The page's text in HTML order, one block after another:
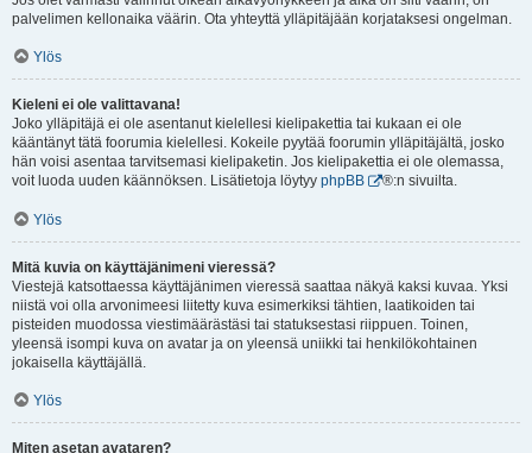
palvelimen kellonaika väärin. Ota yhteyttä ylläpitäjään korjataksesi ongelman.
Ylös
Kieleni ei ole valittavana!
Joko ylläpitäjä ei ole asentanut kielellesi kielipakettia tai kukaan ei ole
kääntänyt tätä foorumia kielellesi. Kokeile pyytää foorumin ylläpitäjältä, josko
hän voisi asentaa tarvitsemasi kielipaketin. Jos kielipakettia ei ole olemassa,
voit luoda uuden käännöksen. Lisätietoja löytyy phpBB ®:n sivuilta.
Ylös
Mitä kuvia on käyttäjänimeni vieressä?
Viestejä katsottaessa käyttäjänimen vieressä saattaa näkyä kaksi kuvaa. Yksi
niistä voi olla arvonimeesi liitetty kuva esimerkiksi tähtien, laatikoiden tai
pisteiden muodossa viestimäärästäsi tai statuksestasi riippuen. Toinen,
yleensä isompi kuva on avatar ja on yleensä uniikki tai henkilökohtainen
jokaisella käyttäjällä.
Ylös
Miten asetan avataren?